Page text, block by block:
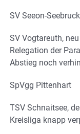
SV Seeon-Seebruck
SV Vogtareuth,
Relegation der
Abstieg noch
SpVgg Pittenhart
TSV Schnaitsee,
Kreisliga knapp